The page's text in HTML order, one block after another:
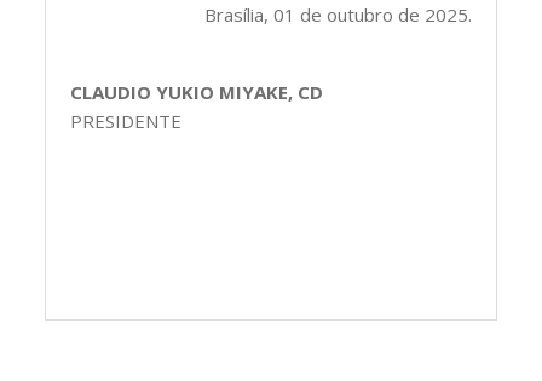
Brasília, 01 de outubro de 2025.
CLAUDIO YUKIO MIYAKE, CD
PRESIDENTE